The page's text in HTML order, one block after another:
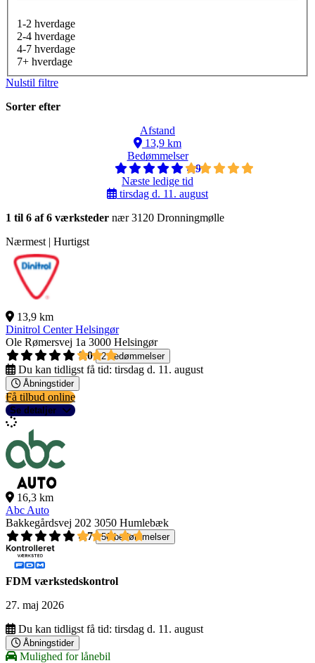
1-2 hverdage
2-4 hverdage
4-7 hverdage
7+ hverdage
Nulstil filtre
Sorter efter
Afstand
13,9 km
Bedømmelser
4,9
Næste ledige tid
tirsdag d. 11. august
1 til 6 af 6 værksteder nær 3120 Dronningmølle
Nærmest | Hurtigst
13,9 km
Dinitrol Center Helsingør
Ole Rømersvej 1a 3000 Helsingør
3,0
2 bedømmelser
Du kan tidligst få tid: tirsdag d. 11. august
Åbningstider
Få tilbud online
Se detaljer
16,3 km
Abc Auto
Bakkegårdsvej 202 3050 Humlebæk
4,7
56 bedømmelser
FDM værkstedskontrol
27. maj 2026
Du kan tidligst få tid: tirsdag d. 11. august
Åbningstider
Mulighed for lånebil